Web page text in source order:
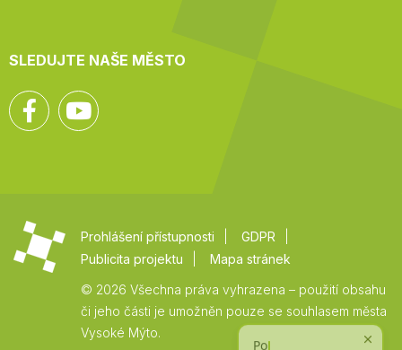
SLEDUJTE NAŠE MĚSTO
Facebook
Prohlášení přístupnosti
GDPR
Publicita projektu
Mapa stránek
© 2026 Všechna práva vyhrazena – použití obsahu
či jeho části je umožněn pouze se souhlasem města
Vysoké Mýto.